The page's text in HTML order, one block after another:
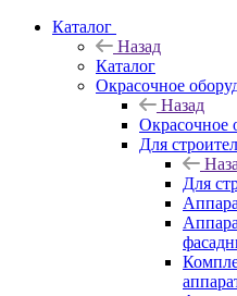
Каталог
Назад
Каталог
Окрасочное
Назад
Окрасочное
Для
Для